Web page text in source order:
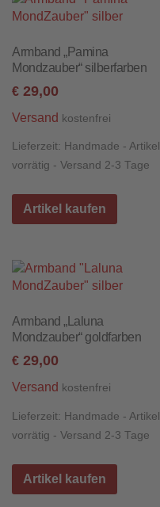
Armband „Pamina
Mondzauber“ silberfarben
€ 29,00
Versand kostenfrei
Lieferzeit: Handmade - Artikel
vorrätig - Versand 2-3 Tage
Artikel kaufen
Armband „Laluna
Mondzauber“ goldfarben
€ 29,00
Versand kostenfrei
Lieferzeit: Handmade - Artikel
vorrätig - Versand 2-3 Tage
Artikel kaufen